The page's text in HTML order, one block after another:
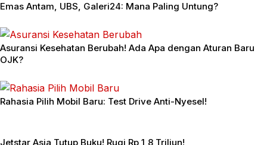
Emas Antam, UBS, Galeri24: Mana Paling Untung?
Asuransi Kesehatan Berubah! Ada Apa dengan Aturan Baru
OJK?
Rahasia Pilih Mobil Baru: Test Drive Anti-Nyesel!
Jetstar Asia Tutup Buku! Rugi Rp 1,8 Triliun!